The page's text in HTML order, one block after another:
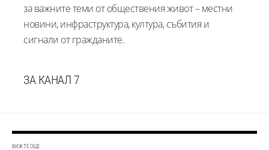
за важните теми от обществения живот – местни
новини, инфраструктура, култура, събития и
сигнали от гражданите.
ЗА КАНАЛ 7
ВИЖТЕ ОЩЕ